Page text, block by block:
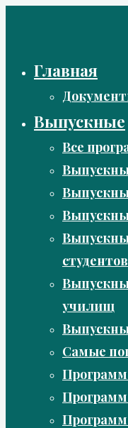
Главная
Выпускные
Все
студентов
училищ
Самые